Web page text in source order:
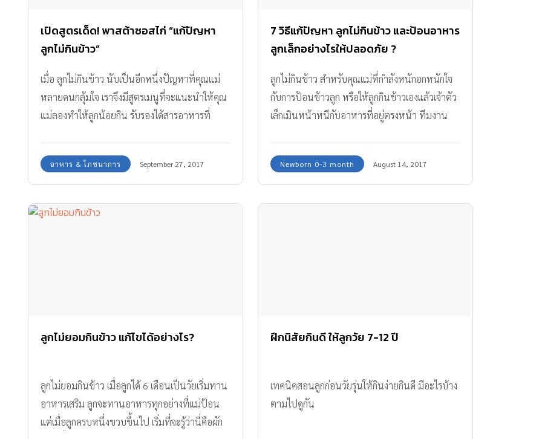
เปิดสูตรเด็ด! พาสต้าซอสไก่ “แก้ปัญหา
ลูกไม่กินข้าว”
เมื่อ ลูกไม่กินข้าว นับเป็นอีกหนึ่งปัญหาที่คุณแม่
หลายคนกลุ้มใจ เราจึงมีสูตรเมนูที่จะแนะนำให้คุณ
แม่ลองทำให้ลูกน้อยกิน รับรองได้สารอาหารที่
อาหาร & โภชนาการ September 27, 2017
7 วิธีแก้ปัญหา ลูกไม่กินข้าว และป้อนอาหาร
ลูกเล็กอย่างไรให้ปลอดภัย ?
ลูกไม่กินข้าว สำหรับคุณแม่ที่กำลังหนักอกหนักใจ
กับการป้อนข้าวลูก หรือให้ลูกกินข้าวเองแล้วเจ้าตัว
เล็กเมินหน้าหนีกับอาหารที่อยู่ตรงหน้า ทีมงาน
ปัญหาเรื่องนี้ได้ไม่ยากค่ะ
Newborn 0-3 month August 14, 2017
ลูกไม่ยอมกินข้าว แก้ไขได้อย่างไร?
ลูกไม่ยอมกินข้าว เมื่อลูกได้ 6 เดือนเป็นวัยเริ่มทาน
อาหารเสริม ลูกจะทานอาหารทุกอย่างที่แม่ป้อน
แต่เมื่อลูกครบหนึ่งขวบขึ้นไป เริ่มที่จะรู้ว่านี่คือผัก
ฝึกนิสัยกินดี ให้ลูกวัย 7-12 ปี
เทคนิคสอนลูกก่อนวัยรุ่นให้กินง่ายกินดี มีอะไรบ้าง
ตามไปดูกัน